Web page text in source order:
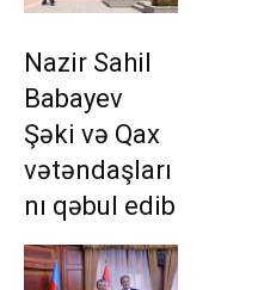
Nazir Sahil
Babayev
Şəki və Qax
vətəndaşları
nı qəbul edib